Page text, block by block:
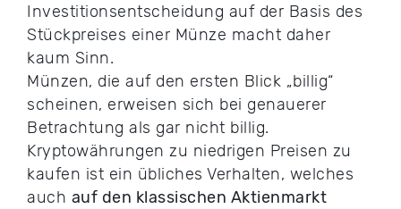
Investitionsentscheidung auf der Basis des
Stückpreises einer Münze macht daher
kaum Sinn.
Münzen, die auf den ersten Blick „billig“
scheinen, erweisen sich bei genauerer
Betrachtung als gar nicht billig.
Kryptowährungen zu niedrigen Preisen zu
kaufen ist ein übliches Verhalten, welches
auch auf den klassischen Aktienmarkt